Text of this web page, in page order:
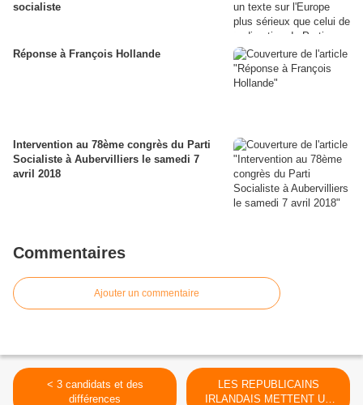
socialiste
Réponse à François Hollande
Intervention au 78ème congrès du Parti
Socialiste à Aubervilliers le samedi 7
avril 2018
Commentaires
Ajouter un commentaire
< 3 candidats et des
différences
LES REPUBLICAINS
IRLANDAIS METTENT UN